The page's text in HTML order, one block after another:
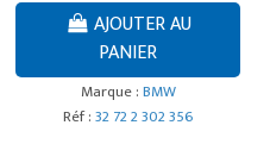
AJOUTER AU
PANIER
Marque :BMW
Réf :32 72 2 302 356